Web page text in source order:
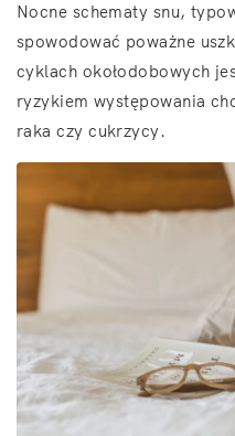
Nocne schematy snu,
spowodować poważne
cyklach okołodobowych
ryzykiem występowania
raka czy cukrzycy.